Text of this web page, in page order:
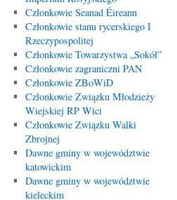
Członkowie Seanad Éireann
Członkowie stanu rycerskiego I
Rzeczypospolitej
Członkowie Towarzystwa „Sokół”
Członkowie zagraniczni PAN
Członkowie ZBoWiD
Członkowie Związku Młodzieży
Wiejskiej RP Wici
Członkowie Związku Walki
Zbrojnej
Dawne gminy w województwie
katowickim
Dawne gminy w województwie
kieleckim